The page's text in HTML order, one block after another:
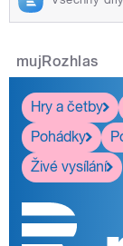
mujRozhlas
Hry a četby
Pohádky
Živé vysílání